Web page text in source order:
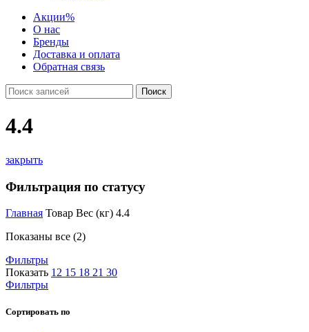
Акции%
О нас
Бренды
Доставка и оплата
Обратная связь
Поиск
4.4
закрыть
Фильтрация по статусу
Главная Товар Вес (кг) 4.4
Показаны все (2)
Фильтры
Показать 12 15 18 21 30
Фильтры
Сортировать по